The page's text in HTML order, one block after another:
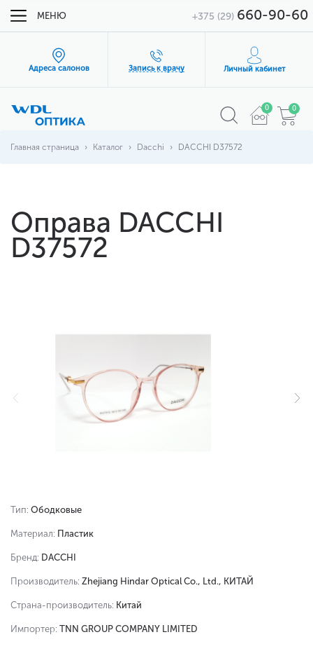
МЕНЮ +375 (29) 660-90-60
Адреса салонов Запись к врачу Личный кабинет
0 0
Главная страница Каталог Dacchi DACCHI D37572
Оправа DACCHI
D37572
Тип: Ободковые
Материал: Пластик
Бренд: DACCHI
Производитель: Zhejiang Hindar Optical Co., Ltd., КИТАЙ
Страна-производитель: Китай
Импортер: TNN GROUP COMPANY LIMITED